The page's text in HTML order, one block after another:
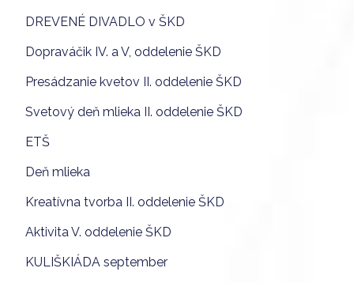
DREVENÉ DIVADLO v ŠKD
Dopraváčik IV. a V, oddelenie ŠKD
Presádzanie kvetov II. oddelenie ŠKD
Svetový deň mlieka II. oddelenie ŠKD
ETŠ
Deň mlieka
Kreatívna tvorba II. oddelenie ŠKD
Aktivita V. oddelenie ŠKD
KULIŠKIÁDA september